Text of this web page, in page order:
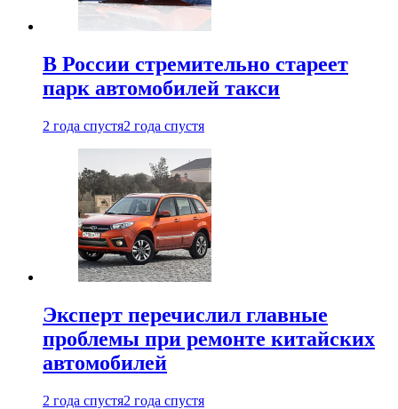
В России стремительно стареет
парк автомобилей такси
2 года спустя2 года спустя
Эксперт перечислил главные
проблемы при ремонте китайских
автомобилей
2 года спустя2 года спустя